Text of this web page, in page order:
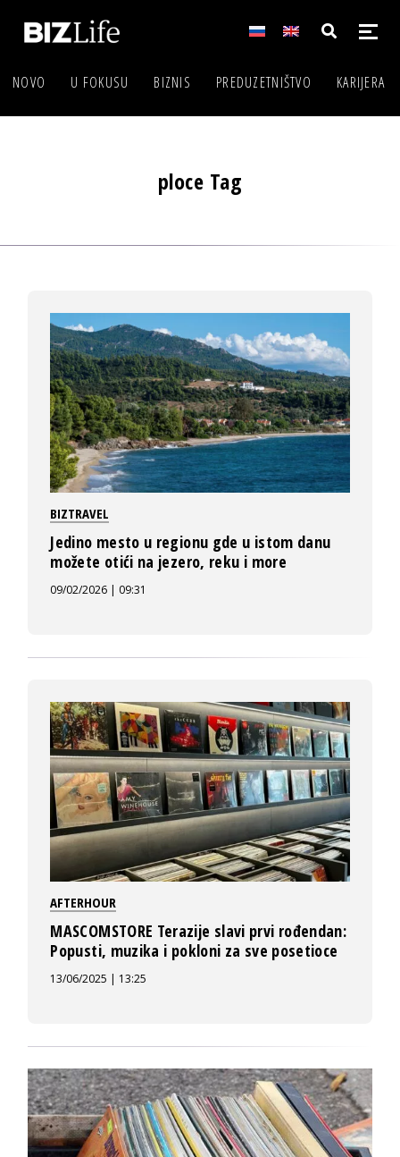
NOVO U FOKUSU BIZNIS PREDUZETNIŠTVO KARIJERA
ploce Tag
BIZTRAVEL
Jedino mesto u regionu gde u istom danu
možete otići na jezero, reku i more
09/02/2026 | 09:31
AFTERHOUR
MASCOMSTORE Terazije slavi prvi rođendan:
Popusti, muzika i pokloni za sve posetioce
13/06/2025 | 13:25